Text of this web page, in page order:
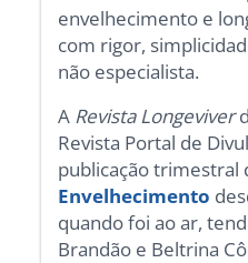
envelhecimento e
com rigor,
não especialista.
A Revista Longeviver
Revista Portal de
publicação trimestral
Envelhecimento
quando foi ao ar,
Brandão e Beltrina